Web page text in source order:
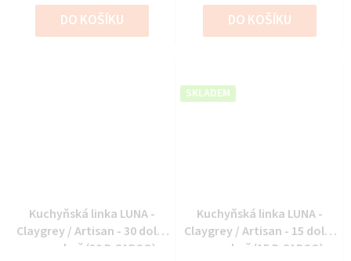
DO KOŠÍKU DO KOŠÍKU
Kuchyňská linka LUNA -
Claygrey / Artisan - 30 dolní
cargo koš (30 D CARGO)
SKLADEM
Kuchyňská linka LUNA -
Claygrey / Artisan - 15 dolní
cargo koš (15 D CARGO)